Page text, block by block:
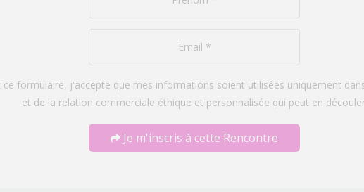
ce formulaire, j'accepte que mes informations soient utilisées uniquement
et de la relation commerciale éthique et personnalisée qui peut en
Je m'inscris à cette Rencontre